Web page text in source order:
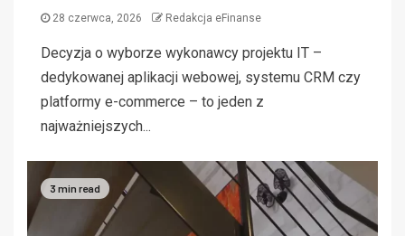
28 czerwca, 2026 Redakcja eFinanse
Decyzja o wyborze wykonawcy projektu IT –
dedykowanej aplikacji webowej, systemu CRM czy
platformy e-commerce – to jeden z
najważniejszych...
3 min read